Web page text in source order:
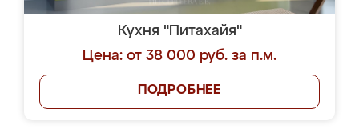
Кухня "Питахайя"
Цена: от 38 000 руб. за п.м.
ПОДРОБНЕЕ